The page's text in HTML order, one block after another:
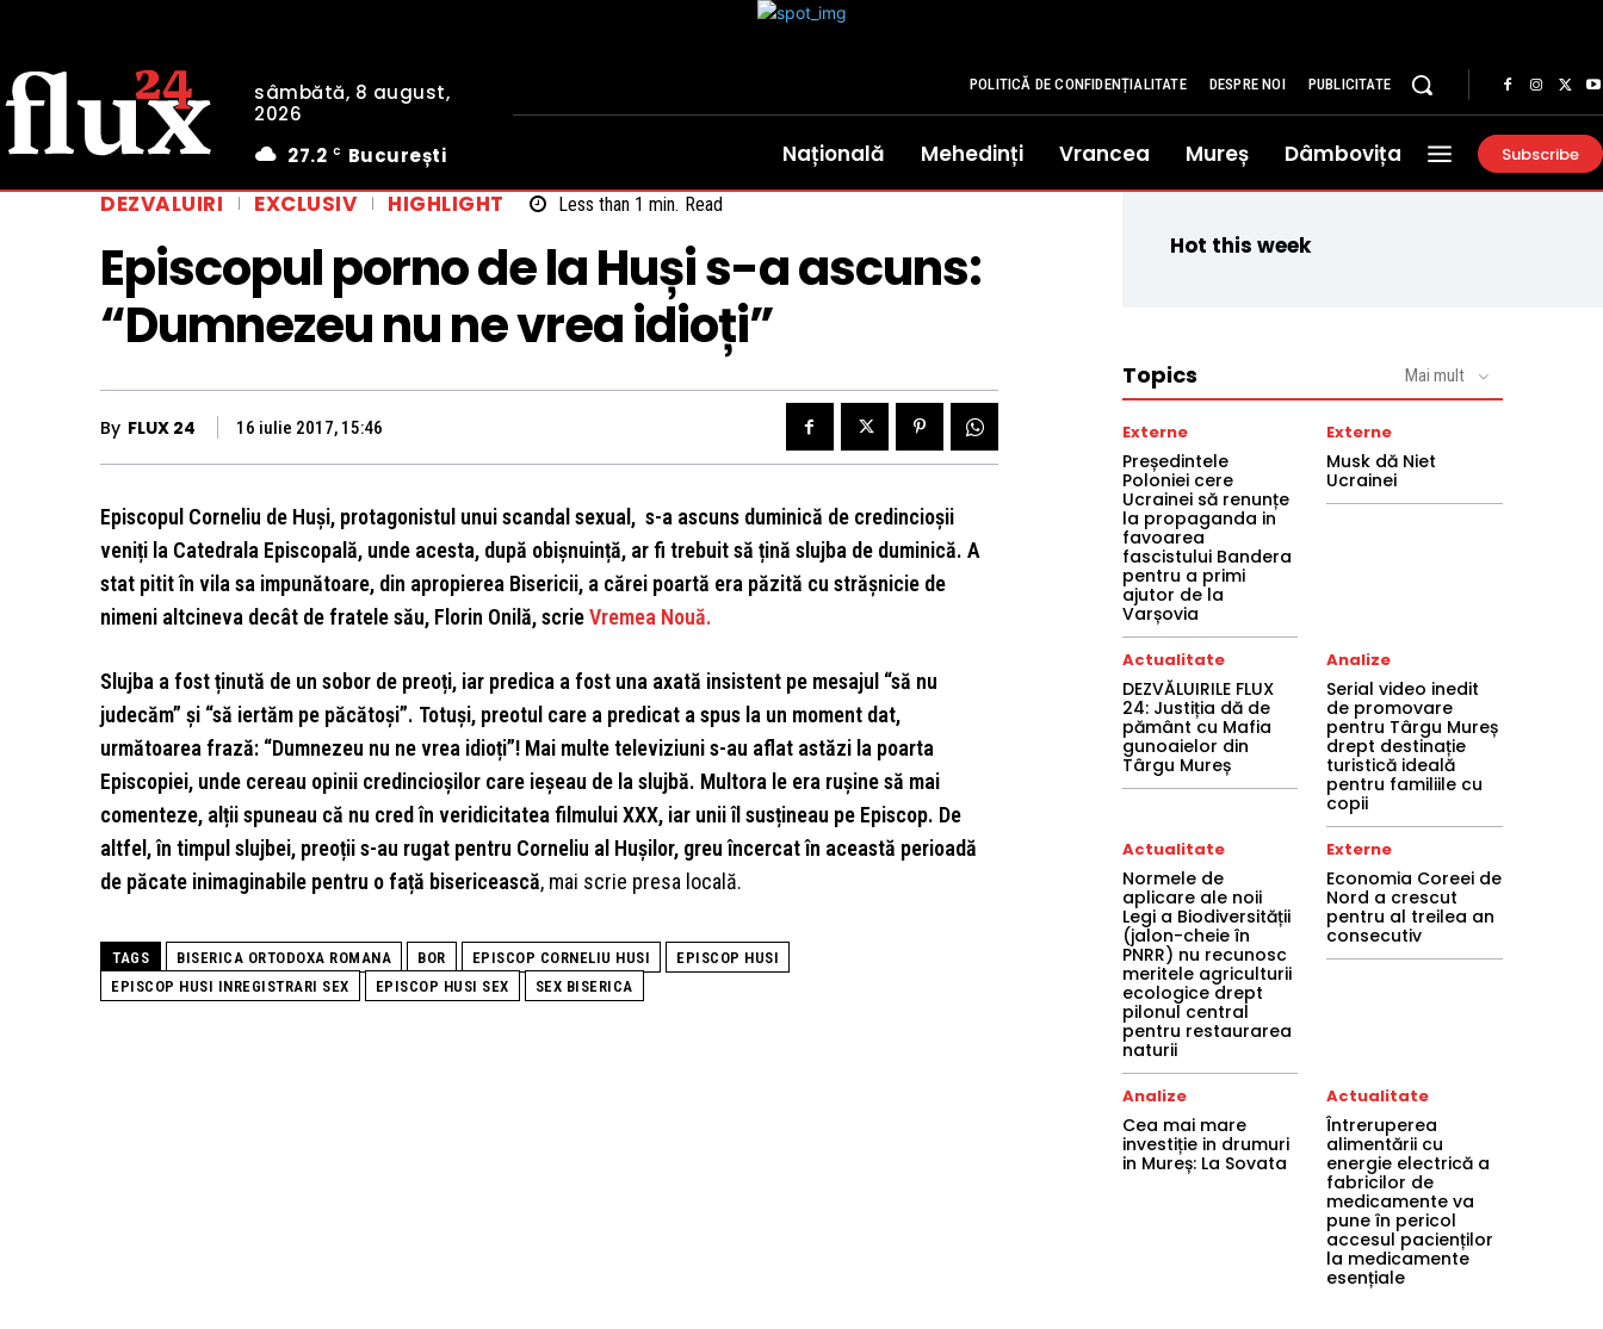
sâmbătă, 8 august,
2026
27.2 C București
POLITICĂ DE CONFIDENȚIALITATE DESPRE NOI PUBLICITATE
Națională Mehedinți Vrancea Mureș Dâmbovița Subscribe
DEZVALUIRI EXCLUSIV HIGHLIGHT Less than 1 min. Read
Episcopul porno de la Huși s-a ascuns:
“Dumnezeu nu ne vrea idioți”
By FLUX 24 16 iulie 2017, 15:46
Episcopul Corneliu de Huși, protagonistul unui scandal sexual, s-a ascuns duminică de credincioșii
veniți la Catedrala Episcopală, unde acesta, după obișnuință, ar fi trebuit să țină slujba de duminică. A
stat pitit în vila sa impunătoare, din apropierea Bisericii, a cărei poartă era păzită cu strășnicie de
nimeni altcineva decât de fratele său, Florin Onilă, scrieVremea Nouă.
Slujba a fost ținută de un sobor de preoți, iar predica a fost una axată insistent pe mesajul “să nu
judecăm” și “să iertăm pe păcătoși”. Totuși, preotul care a predicat a spus la un moment dat,
următoarea frază: “Dumnezeu nu ne vrea idioți”! Mai multe televiziuni s-au aflat astăzi la poarta
Episcopiei, unde cereau opinii credincioșilor care ieșeau de la slujbă. Multora le era rușine să mai
comenteze, alții spuneau că nu cred în veridicitatea filmului XXX, iar unii îl susțineau pe Episcop. De
altfel, în timpul slujbei, preoții s-au rugat pentru Corneliu al Hușilor, greu încercat în această perioadă
de păcate inimaginabile pentru o față bisericească, mai scrie presa locală.
TAGS BISERICA ORTODOXA ROMANA BOR EPISCOP CORNELIU HUSI
EPISCOP HUSI
EPISCOP HUSI INREGISTRARI SEX
EPISCOP HUSI SEX SEX BISERICA
Hot this week
Topics Mai mult
Externe
Președintele
Poloniei cere
Ucrainei să renunțe
la propaganda in
favoarea
fascistului Bandera
pentru a primi
ajutor de la
Varșovia
Externe
Musk dă Niet
Ucrainei
Actualitate
DEZVĂLUIRILE FLUX
24: Justiția dă de
pământ cu Mafia
gunoaielor din
Târgu Mureș
Analize
Serial video inedit
de promovare
pentru Târgu Mureș
drept destinație
turistică ideală
pentru familiile cu
copii
Actualitate
Normele de
aplicare ale noii
Legi a Biodiversității
(jalon-cheie în
PNRR) nu recunosc
meritele agriculturii
ecologice drept
pilonul central
pentru restaurarea
naturii
Externe
Economia Coreei de
Nord a crescut
pentru al treilea an
consecutiv
Analize
Cea mai mare
investiție in drumuri
in Mureș: La Sovata
Actualitate
Întreruperea
alimentării cu
energie electrică a
fabricilor de
medicamente va
pune în pericol
accesul pacienților
la medicamente
esențiale